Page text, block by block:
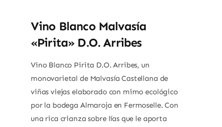
Vino Blanco Malvasía
«Pirita» D.O. Arribes
Vino Blanco Pirita D.O. Arribes, un
monovarietal de Malvasía Castellana de
viñas viejas elaborado con mimo ecológico
por la bodega Almaroja en Fermoselle. Con
una rica crianza sobre lías que le aporta